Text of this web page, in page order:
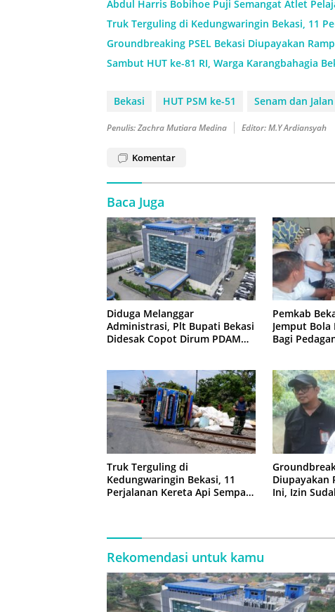
Abdul Harris Bobihoe Puji Semangat Atlet
Truk Terguling di Kedungwaringin Bekasi, 11
Groundbreaking PSEL Bekasi Diupayakan
Sambut HUT ke-81 RI, Warga Karangbahagia
Bekasi HUT PSM ke-51 Senam dan
Penulis: Zachra Mutiara Medina Editor: M.Y Ardiansyah
Komentar
Baca Juga
Diduga Melanggar
Administrasi, Plt Bupati Bekasi
Didesak Copot Dirum PDAM
Pemkab
Jemput
Bagi
Truk Terguling di
Kedungwaringin Bekasi, 11
Perjalanan Kereta Api Sempat
Diupayakan
Ini, Izin
Rekomendasi untuk kamu